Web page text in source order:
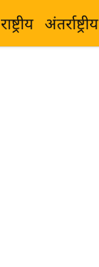
राष्ट्रीय अंतर्राष्ट्रीय